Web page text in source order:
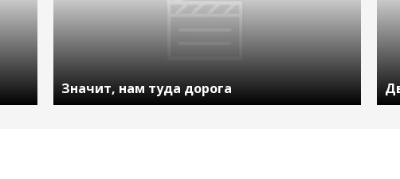
Значит, нам туда дорога